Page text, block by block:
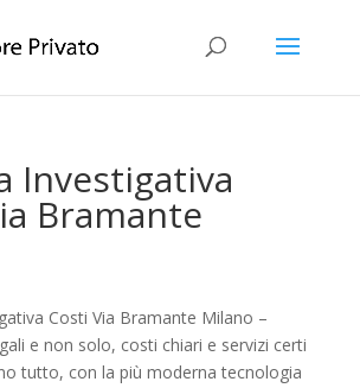
Investigativa
Bramante
Costi Via Bramante Milano –
e non solo, costi chiari e servizi certi
tutto, con la più moderna tecnologia